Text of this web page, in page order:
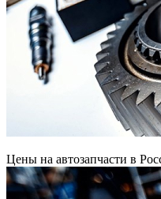
Цены на автозапчасти в